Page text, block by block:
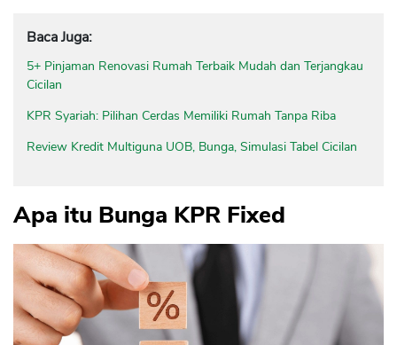
Baca Juga:
5+ Pinjaman Renovasi Rumah Terbaik Mudah dan Terjangkau
Cicilan
KPR Syariah: Pilihan Cerdas Memiliki Rumah Tanpa Riba
Review Kredit Multiguna UOB, Bunga, Simulasi Tabel Cicilan
Apa itu Bunga KPR Fixed